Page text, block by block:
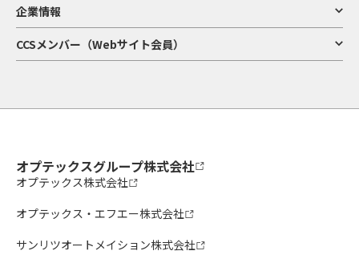
企業情報
CCSメンバー（Webサイト会員）
オプテックスグループ株式会社
オプテックス株式会社
オプテックス・エフエー株式会社
サンリツオートメイション株式会社